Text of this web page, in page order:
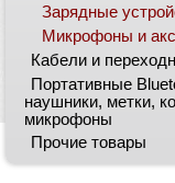
Зарядные
Микрофоны и
Кабели и
Портативные
наушники, метки,
микрофоны
Прочие товары